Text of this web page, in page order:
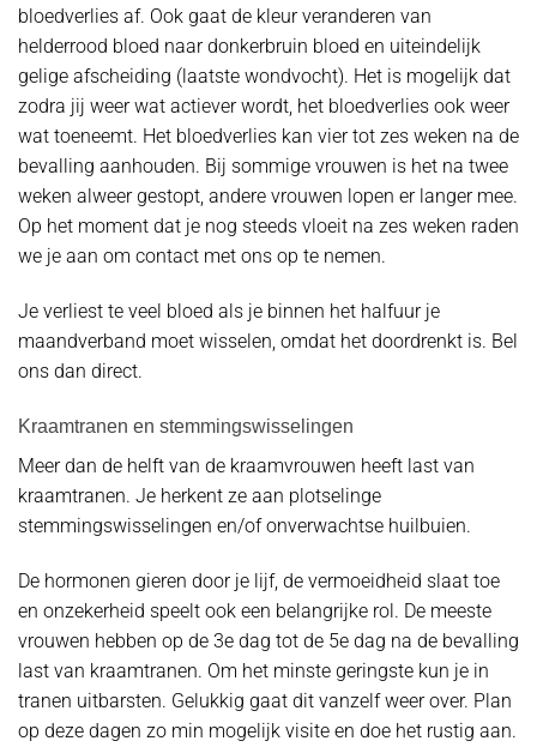
bloedverlies af. Ook gaat de kleur veranderen van
helderrood bloed naar donkerbruin bloed en uiteindelijk
gelige afscheiding (laatste wondvocht). Het is mogelijk dat
zodra jij weer wat actiever wordt, het bloedverlies ook weer
wat toeneemt. Het bloedverlies kan vier tot zes weken na de
bevalling aanhouden. Bij sommige vrouwen is het na twee
weken alweer gestopt, andere vrouwen lopen er langer mee.
Op het moment dat je nog steeds vloeit na zes weken raden
we je aan om contact met ons op te nemen.
Je verliest te veel bloed als je binnen het halfuur je
maandverband moet wisselen, omdat het doordrenkt is. Bel
ons dan direct.
Kraamtranen en stemmingswisselingen
Meer dan de helft van de kraamvrouwen heeft last van
kraamtranen. Je herkent ze aan plotselinge
stemmingswisselingen en/of onverwachtse huilbuien.
De hormonen gieren door je lijf, de vermoeidheid slaat toe
en onzekerheid speelt ook een belangrijke rol. De meeste
vrouwen hebben op de 3e dag tot de 5e dag na de bevalling
last van kraamtranen. Om het minste geringste kun je in
tranen uitbarsten. Gelukkig gaat dit vanzelf weer over. Plan
op deze dagen zo min mogelijk visite en doe het rustig aan.